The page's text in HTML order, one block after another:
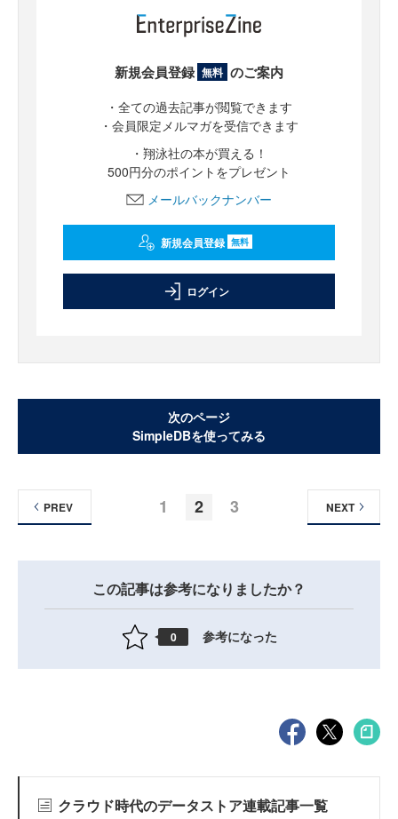
新規会員登録 無料 のご案内
・全ての過去記事が閲覧できます
・会員限定メルマガを受信できます
・翔泳社の本が買える！
500円分のポイントをプレゼント
メールバックナンバー
新規会員登録 無料
ログイン
次のページ
SimpleDBを使ってみる
1 2 3
PREV NEXT
この記事は参考になりましたか？
0 参考になった
クラウド時代のデータストア連載記事一覧